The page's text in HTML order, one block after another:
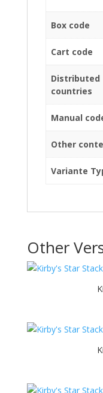
Box code
Cart code
Distributed
countries
Manual
Other
Variante
Other